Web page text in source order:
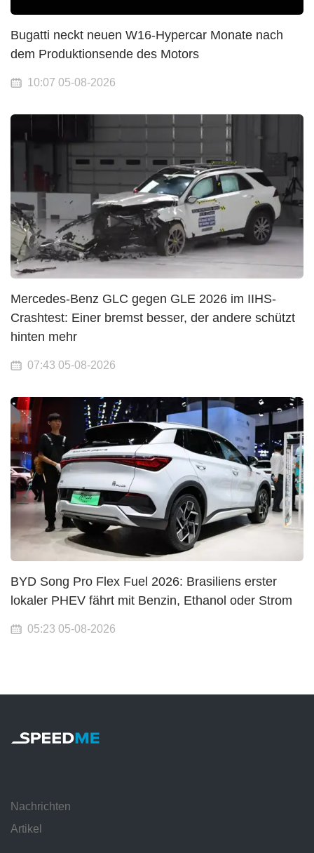
Bugatti neckt neuen W16-Hypercar Monate nach
dem Produktionsende des Motors
10:07 05-08-2026
Mercedes-Benz GLC gegen GLE 2026 im IIHS-
Crashtest: Einer bremst besser, der andere schützt
hinten mehr
07:43 05-08-2026
BYD Song Pro Flex Fuel 2026: Brasiliens erster
lokaler PHEV fährt mit Benzin, Ethanol oder Strom
05:23 05-08-2026
Nachrichten
Artikel